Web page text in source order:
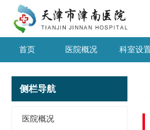
首页 医院概况 科室设
侧栏导航
医院概况